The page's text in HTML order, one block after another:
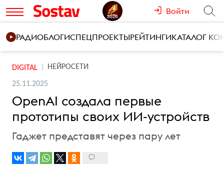
Войти
РАДИОБЛОГИСПЕЦПРОЕКТЫРЕЙТИНГИКАТАЛОГ
DIGITAL НЕЙРОСЕТИ
25.11.2025
OpenAI создала первые
прототипы своих ИИ-устройств
Гаджет представят через пару лет